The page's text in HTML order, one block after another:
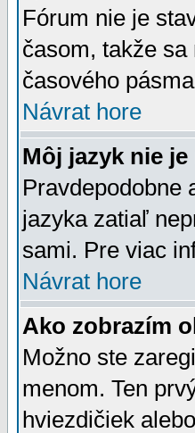
Fórum nie je
časom, takže
časového
Návrat hore
Môj jazyk nie je
Pravdepodobne
jazyka zatiaľ
sami. Pre viac
Návrat hore
Ako zobrazím
Možno ste
menom. Ten
hviezdičiek